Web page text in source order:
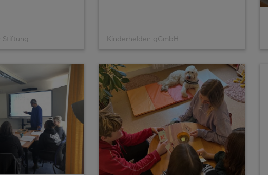
Stiftung Kinderhelden gGmbH